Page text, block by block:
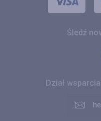
Śledź
Dział